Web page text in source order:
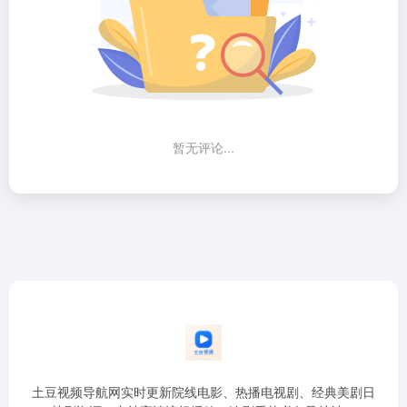
暂无评论...
土豆视频导航网实时更新院线电影、热播电视剧、经典美剧日